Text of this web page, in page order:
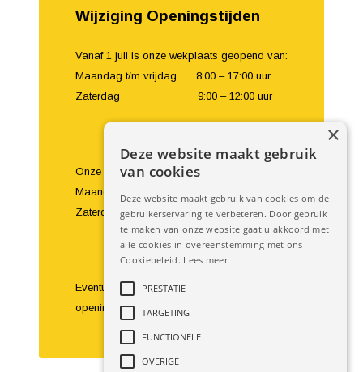
Wijziging Openingstijden
Vanaf 1 juli is onze wekplaats geopend van:
Maandag t/m vrijdag 8:00 – 17:00 uur
Zaterdag 9:00 – 12:00 uur
Onze showroom en balie zijn geopend van:
Maandag t/m vrijdag 8:00 – 18:00 uur
Zaterdag 9:00 – 16:00 uur
Eventuele bezoeken buiten de
openingstijden om zijn te bespreken.
Deze website maakt gebruik
van cookies
Deze website maakt gebruik van cookies om de
gebruikerservaring te verbeteren. Door gebruik
te maken van onze website gaat u akkoord met
alle cookies in overeenstemming met ons
Cookiebeleid. Lees meer
PRESTATIE
TARGETING
FUNCTIONELE
OVERIGE
×